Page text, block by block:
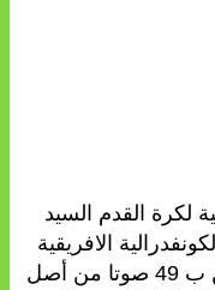
لكرة القدم السيد
الافريقية
لكرة القدم بعد تصدره لائحة الفائزين ب 49 صوتا من أصل